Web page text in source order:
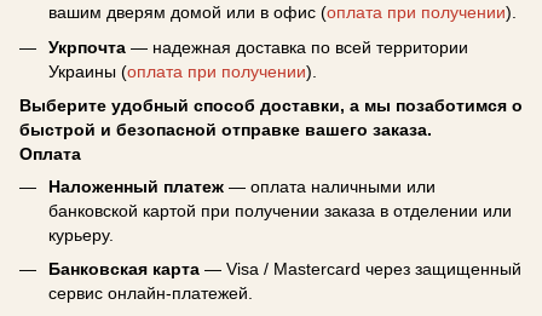
вашим дверям домой или в офис (оплата при получении).
Укрпочта — надежная доставка по всей территории
Украины (оплата при получении).
Выберите удобный способ доставки, а мы позаботимся о
быстрой и безопасной отправке вашего заказа.
Оплата
Наложенный платеж — оплата наличными или
банковской картой при получении заказа в отделении или
курьеру.
Банковская карта — Visa / Mastercard через защищенный
сервис онлайн-платежей.